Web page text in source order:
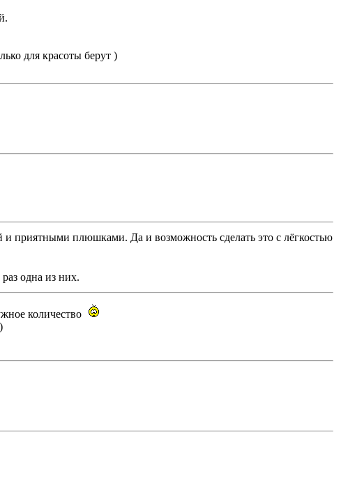
для красоты берут )
приятными плюшками. Да и возможность сделать это с лёгкостью
одна из них.
количество